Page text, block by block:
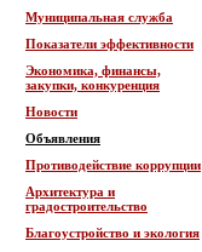
Муниципальная служба
Показатели эффективности
Экономика, финансы,
закупки, конкуренция
Новости
Объявления
Противодействие коррупции
Архитектура и
градостроительство
Благоустройство и экология